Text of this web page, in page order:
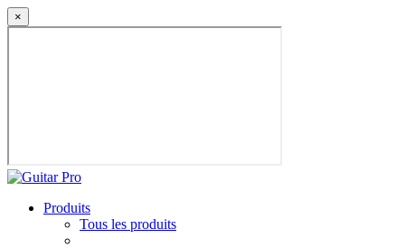
×
Produits
Tous les produits